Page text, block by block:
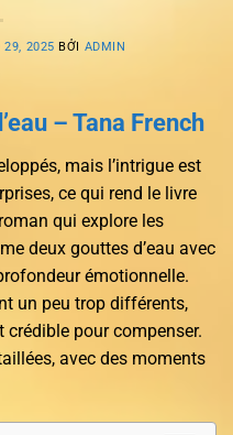
29, 2025 BỞI ADMIN
– Tana French
mais l’intrigue est
ce qui rend le livre
qui explore les
deux gouttes d’eau avec
émotionnelle.
un peu trop différents,
pour compenser.
avec des moments